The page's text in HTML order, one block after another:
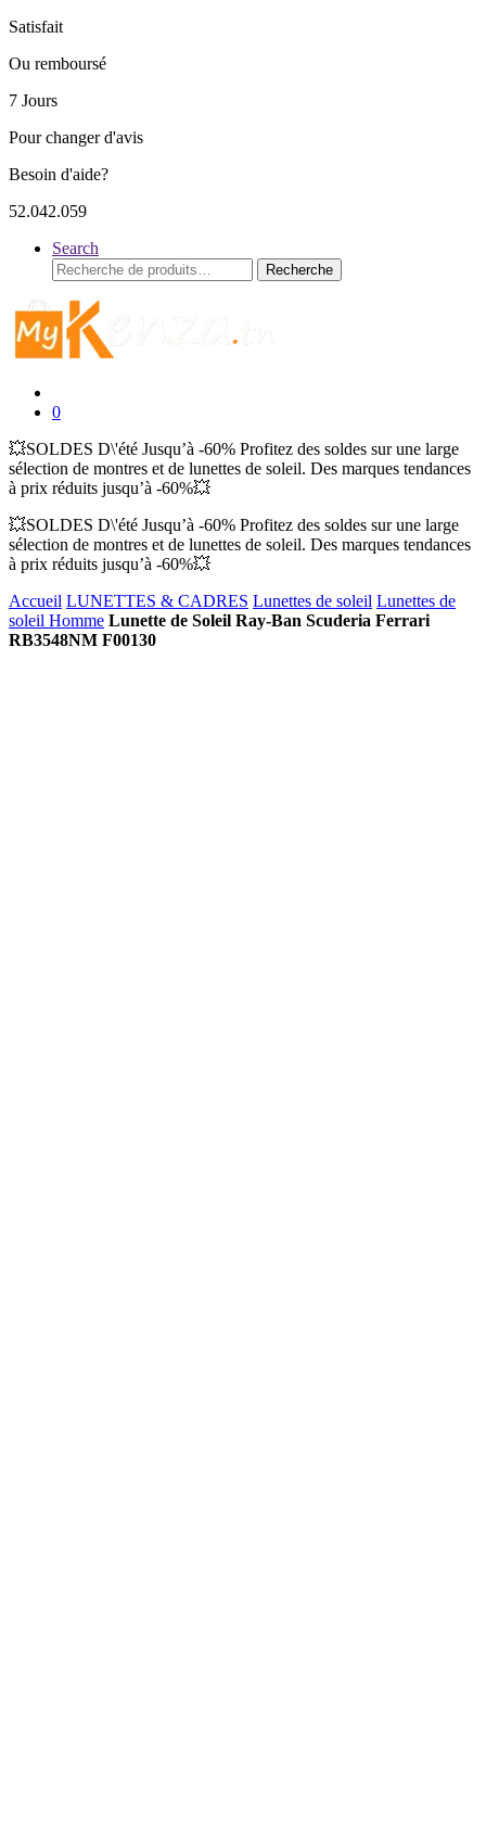
Satisfait
Ou remboursé
7 Jours
Pour changer d'avis
Besoin d'aide?
52.042.059
Search
Recherche
pour :
Recherche
0
💥SOLDES D\'été Jusqu’à -60% Profitez des soldes sur une large
sélection de montres et de lunettes de soleil. Des marques tendances
à prix réduits jusqu’à -60%💥
💥SOLDES D\'été Jusqu’à -60% Profitez des soldes sur une large
sélection de montres et de lunettes de soleil. Des marques tendances
à prix réduits jusqu’à -60%💥
Accueil LUNETTES & CADRES Lunettes de soleil Lunettes de
soleil Homme Lunette de Soleil Ray-Ban Scuderia Ferrari
RB3548NM F00130